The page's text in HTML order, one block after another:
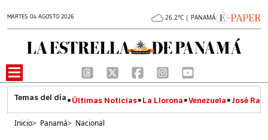
MARTES 04 AGOSTO 2026 26.2°C | PANAMÁ
Últimas Noticias La Llorona Venezuela José
Inicio> Panamá> Nacional